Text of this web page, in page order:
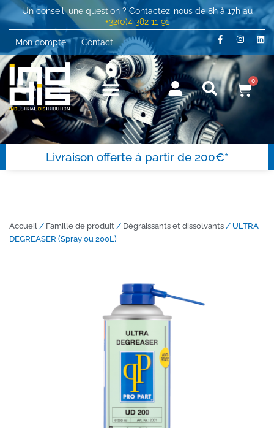
Un conseil, une question ? Contactez-nous de 8h à 17h au
+32(0)4 382 11 91
Mon compte
Contact
0
Livraison offerte à partir de 200€*
Accueil / Famille de produit / Dégraissants et dissolvants / ULTRA
DEGREASER (Spray ou 200L)